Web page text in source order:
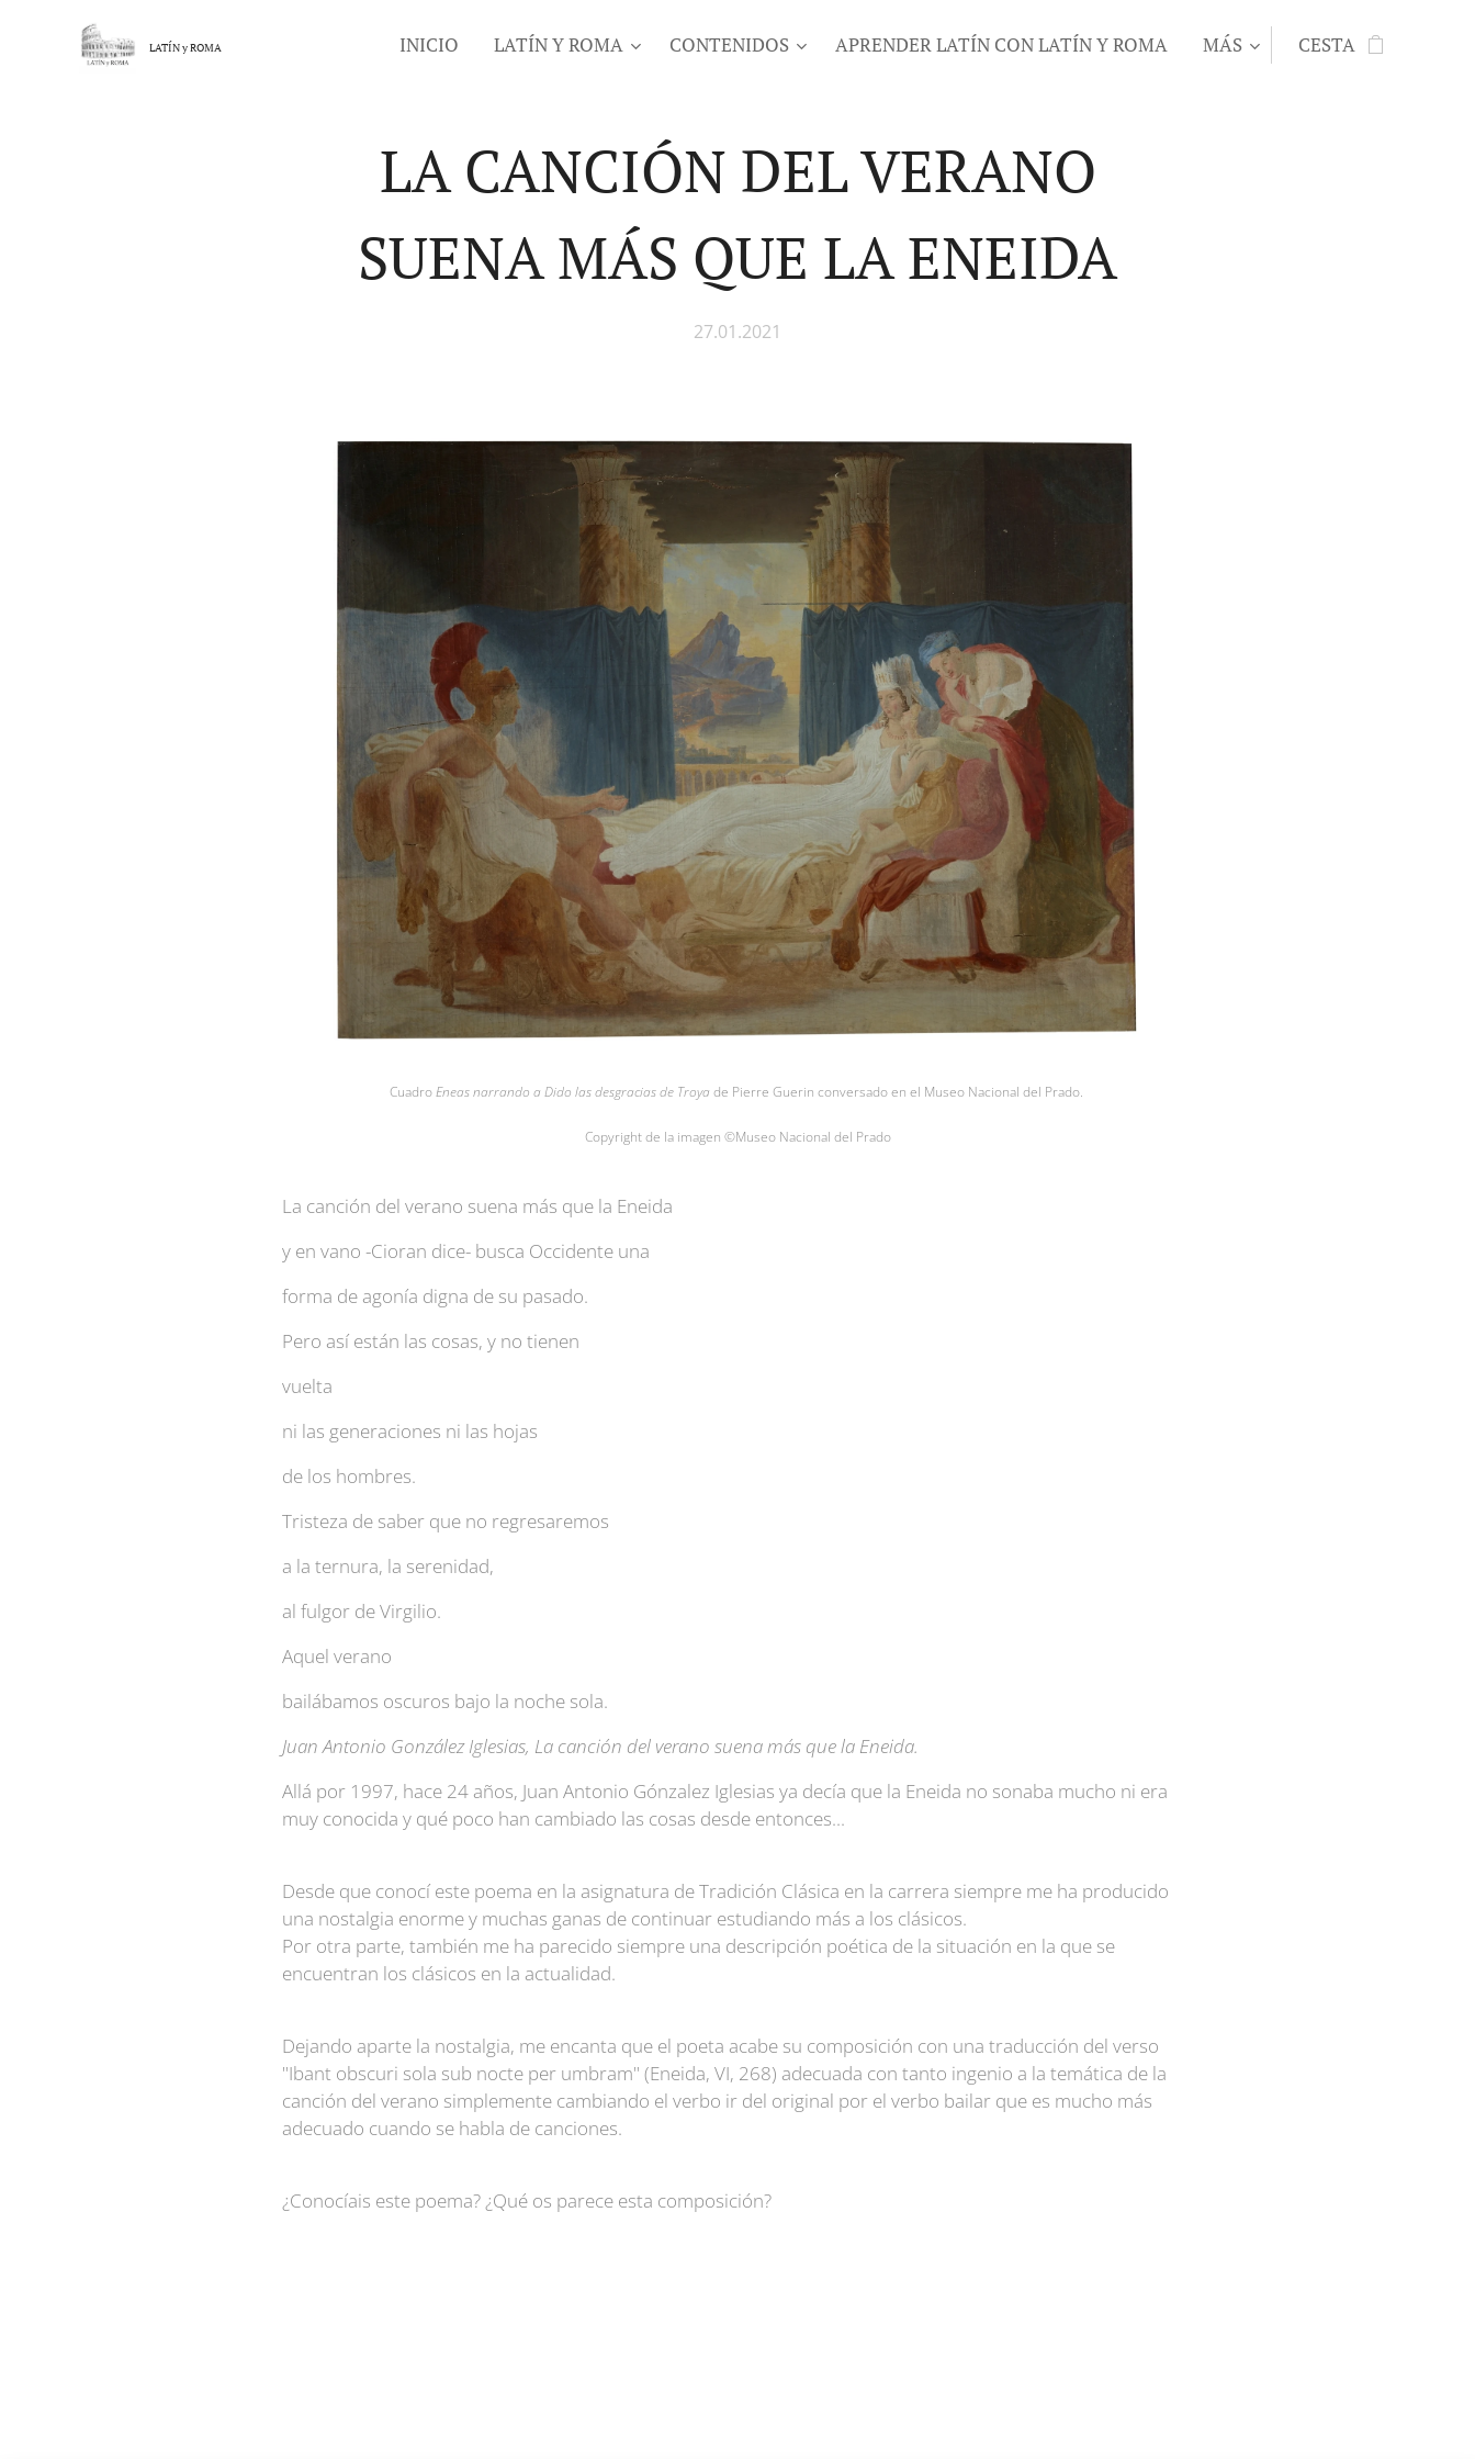
LATÍN yROMA INICIO LATÍN Y ROMA CONTENIDOS APRENDER LATÍN CON LATÍN Y ROMA MÁS CESTA
LA CANCIÓN DEL VERANO
SUENA MÁS QUE LA ENEIDA
27.01.2021
CuadroEneas narrando a Dido las desgracias de Troya de Pierre Guerin conversado en el Museo Nacional del Prado.
Copyright de la imagen ©Museo Nacional del Prado
La canción del verano suena más que la Eneida
y en vano -Cioran dice- busca Occidente una
forma de agonía digna de su pasado.
Pero así están las cosas, y no tienen
vuelta
ni las generaciones ni las hojas
de los hombres.
Tristeza de saber que no regresaremos
a la ternura, la serenidad,
al fulgor de Virgilio.
Aquel verano
bailábamos oscuros bajo la noche sola.
Juan Antonio González Iglesias, La canción del verano suena más que la Eneida.
Allá por 1997, hace 24 años, Juan Antonio Gónzalez Iglesias ya decía que la Eneida no sonaba mucho ni era
muy conocida y qué poco han cambiado las cosas desde entonces...
Desde que conocí este poema en la asignatura de Tradición Clásica en la carrera siempre me ha producido
una nostalgia enorme y muchas ganas de continuar estudiando más a los clásicos.
Por otra parte, también me ha parecido siempre una descripción poética de la situación en la que se
encuentran los clásicos en la actualidad.
Dejando aparte la nostalgia, me encanta que el poeta acabe su composición con una traducción del verso
"Ibant obscuri sola sub nocte per umbram" (Eneida, VI, 268) adecuada con tanto ingenio a la temática de la
canción del verano simplemente cambiando el verbo ir del original por el verbo bailar que es mucho más
adecuado cuando se habla de canciones.
¿Conocíais este poema? ¿Qué os parece esta composición?